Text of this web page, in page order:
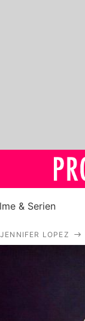
& Serien
JENNIFER LOPEZ